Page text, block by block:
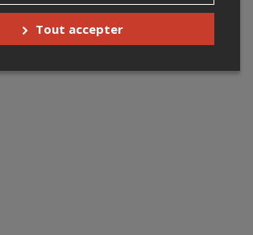
Tout accepter